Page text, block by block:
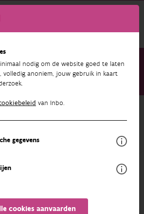
nodig om de website goed te laten
volledig anoniem, jouw gebruik in kaart
van Inbo.
gegevens
cookies aanvaarden